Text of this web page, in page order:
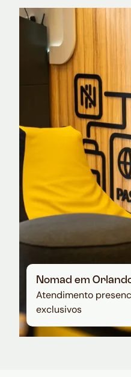
Nomad Explorer
Cartão de crédito
em dólar
Nomad em
Atendimento
exclusivos